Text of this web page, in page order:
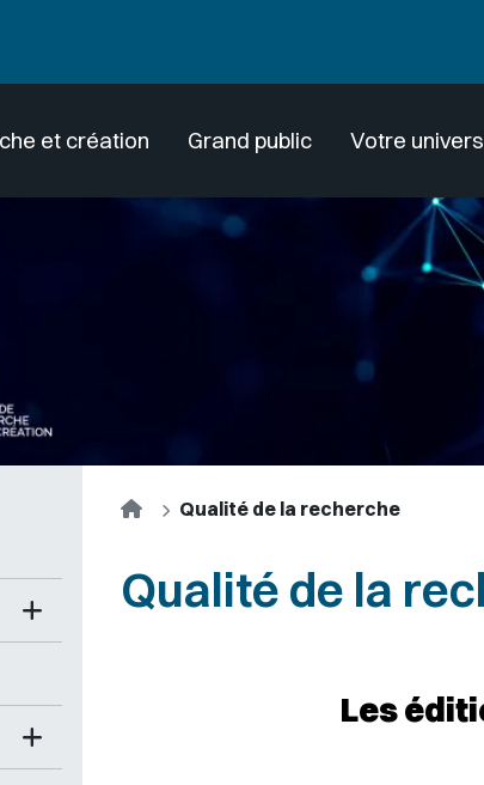
et création Grand public Votre
AccueilQualité de la recherche
Qualité de la
Les